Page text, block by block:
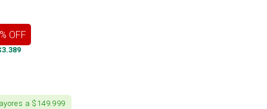
% OFF
3.389
a $149.999